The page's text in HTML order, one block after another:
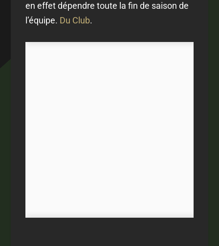
en effet dépendre toute la fin de saison de
l’équipe. Du Club.